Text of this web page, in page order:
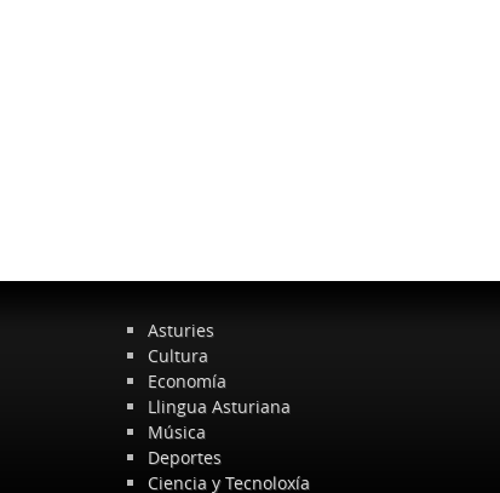
Asturies
Cultura
Economía
Llingua Asturiana
Música
Deportes
Ciencia y Tecnoloxía